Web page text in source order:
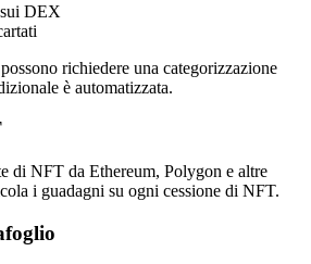
DEX
richiedere una categorizzazione
è automatizzata.
di NFT da Ethereum, Polygon e altre
i guadagni su ogni cessione di NFT.